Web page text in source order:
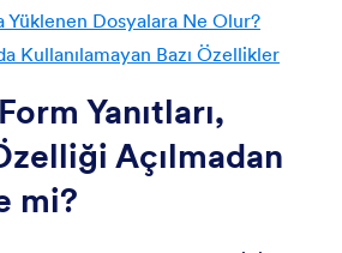
Dosyalara Ne Olur?
Kullanılamayan Bazı Özellikler
Yanıtları,
Açılmadan
mi?